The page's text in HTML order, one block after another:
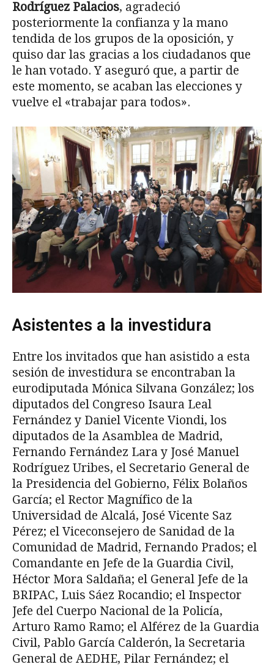
Rodríguez Palacios, agradeció
posteriormente la confianza y la mano
tendida de los grupos de la oposición, y
quiso dar las gracias a los ciudadanos que
le han votado. Y aseguró que, a partir de
este momento, se acaban las elecciones y
vuelve el «trabajar para todos».
Asistentes a la investidura
Entre los invitados que han asistido a esta
sesión de investidura se encontraban la
eurodiputada Mónica Silvana González; los
diputados del Congreso Isaura Leal
Fernández y Daniel Vicente Viondi, los
diputados de la Asamblea de Madrid,
Fernando Fernández Lara y José Manuel
Rodríguez Uribes, el Secretario General de
la Presidencia del Gobierno, Félix Bolaños
García; el Rector Magnífico de la
Universidad de Alcalá, José Vicente Saz
Pérez; el Viceconsejero de Sanidad de la
Comunidad de Madrid, Fernando Prados; el
Comandante en Jefe de la Guardia Civil,
Héctor Mora Saldaña; el General Jefe de la
BRIPAC, Luis Sáez Rocandio; el Inspector
Jefe del Cuerpo Nacional de la Policía,
Arturo Ramo Ramo; el Alférez de la Guardia
Civil, Pablo García Calderón, la Secretaria
General de AEDHE, Pilar Fernández; el